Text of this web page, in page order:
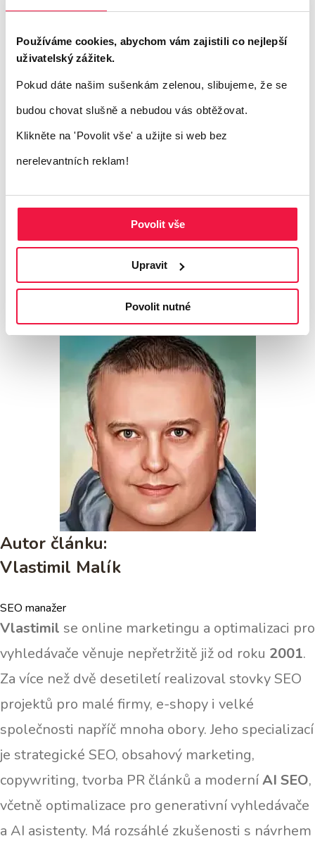
Používáme cookies, abychom vám zajistili co nejlepší
uživatelský zážitek.
Pokud dáte našim sušenkám zelenou, slibujeme, že se
budou chovat slušně a nebudou vás obtěžovat.
Klikněte na 'Povolit vše' a užijte si web bez
nerelevantních reklam!
Povolit vše
Upravit
Povolit nutné
geopolitické krize se stále více propisují do
fungování online retailu a testujíodolnost
e-shopů. Ti, kteří jsou závislí na vzdálených
dodavatelských trasách, mohou čelit větším
problémům, zatímco obchodníci s
diverzifikovanými zdroji, lokálním zázemím
a silným marketingem mohou získat
konflikt v Íránu není jen hrozbou pro
logistiku, ale i impulzem k přehodnocení
strategií v české e-commerce.
Autor článku:
Vlastimil Malík
SEO manažer
Vlastimil se online marketingu a optimalizaci pro
vyhledávače věnuje nepřetržitě již od roku 2001.
Za více než dvě desetiletí realizoval stovky SEO
projektů pro malé firmy, e-shopy i velké
společnosti napříč mnoha obory. Jeho specializací
je strategické SEO, obsahový marketing,
copywriting, tvorba PR článků a moderníAI SEO,
včetně optimalizace pro generativní vyhledávače
a AI asistenty. Má rozsáhlé zkušenosti s návrhem